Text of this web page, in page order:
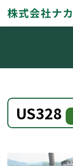
US328